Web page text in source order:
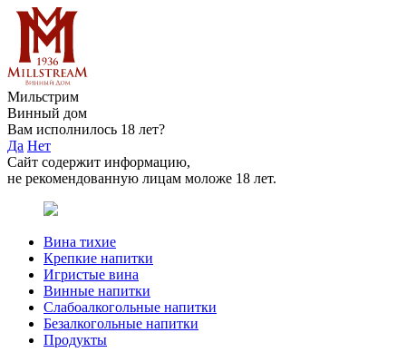
Мильстрим
Винный дом
Вам исполнилось 18 лет?
Да Нет
Сайт содержит информацию,
не рекомендованную лицам моложе 18 лет.
Вина тихие
Крепкие напитки
Игристые вина
Винные напитки
Слабоалкогольные напитки
Безалкогольные напитки
Продукты